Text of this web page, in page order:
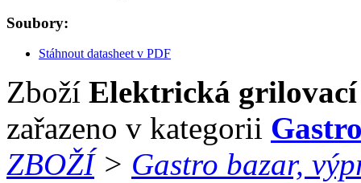
Soubory:
Stáhnout datasheet v PDF
Zboží Elektrická
zařazeno v kategorii
ZBOŽÍ> Gastro bazar,